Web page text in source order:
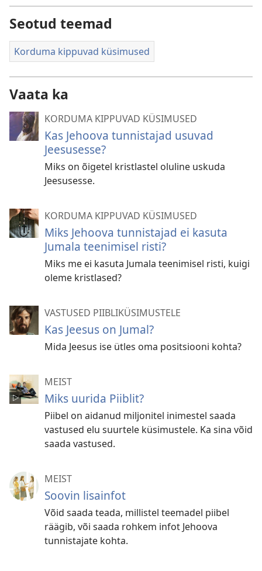
Seotud teemad
Korduma kippuvad küsimused
Vaata ka
KORDUMA KIPPUVAD KÜSIMUSED
Kas Jehoova tunnistajad usuvad
Jeesusesse?
Miks on õigetel kristlastel oluline uskuda
Jeesusesse.
KORDUMA KIPPUVAD KÜSIMUSED
Miks Jehoova tunnistajad ei kasuta
Jumala teenimisel risti?
Miks me ei kasuta Jumala teenimisel risti, kuigi
oleme kristlased?
VASTUSED PIIBLIKÜSIMUSTELE
Kas Jeesus on Jumal?
Mida Jeesus ise ütles oma positsiooni kohta?
MEIST
Miks uurida Piiblit?
Piibel on aidanud miljonitel inimestel saada
vastused elu suurtele küsimustele. Ka sina võid
saada vastused.
MEIST
Soovin lisainfot
Võid saada teada, millistel teemadel piibel
räägib, või saada rohkem infot Jehoova
tunnistajate kohta.